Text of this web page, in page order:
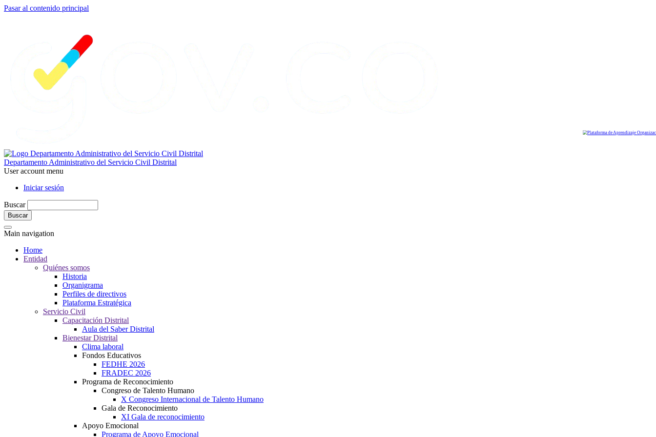
Pasar al contenido principal
Departamento Administrativo del Servicio Civil Distrital
User account menu
Iniciar sesión
Buscar
Main navigation
Home
Entidad
Quiénes somos
Historia
Organigrama
Perfiles de directivos
Plataforma Estratégica
Servicio Civil
Capacitación Distrital
Aula del Saber Distrital
Bienestar Distrital
Clima laboral
Fondos Educativos
FEDHE 2026
FRADEC 2026
Programa de Reconocimiento
Congreso de Talento Humano
X Congreso Internacional de Talento Humano
Gala de Reconocimiento
XI Gala de reconocimiento
Apoyo Emocional
Programa de Apoyo Emocional